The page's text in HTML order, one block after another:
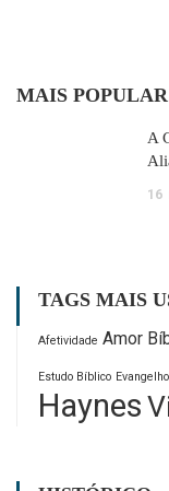
MAIS POPULAR
A
16
TAGS MAIS
Afetividade Amor
Estudo Bíblico Evangelho
Haynes